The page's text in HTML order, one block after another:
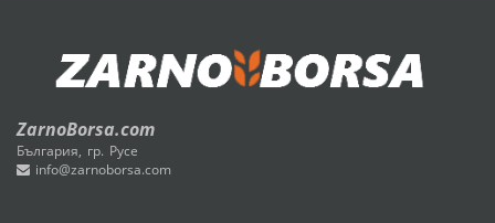
ZarnoBorsa.com
България, гр. Русе
info@zarnoborsa.com